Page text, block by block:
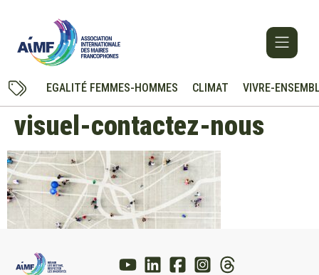
EGALITÉ FEMMES-HOMMES CLIMAT VIVRE-
visuel-contactez-nous